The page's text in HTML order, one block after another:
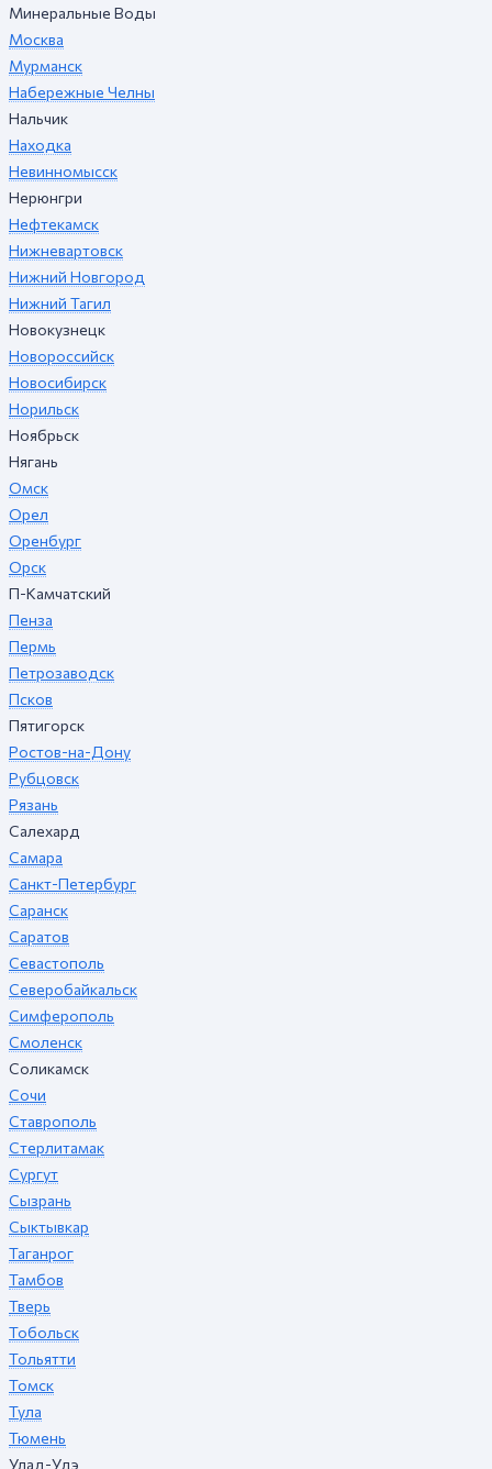
Минеральные Воды
Москва
Мурманск
Набережные Челны
Нальчик
Находка
Невинномысск
Нерюнгри
Нефтекамск
Нижневартовск
Нижний Новгород
Нижний Тагил
Новокузнецк
Новороссийск
Новосибирск
Норильск
Ноябрьск
Нягань
Омск
Орел
Оренбург
Орск
П-Камчатский
Пенза
Пермь
Петрозаводск
Псков
Пятигорск
Ростов-на-Дону
Рубцовск
Рязань
Салехард
Самара
Санкт-Петербург
Саранск
Саратов
Севастополь
Северобайкальск
Симферополь
Смоленск
Соликамск
Сочи
Ставрополь
Стерлитамак
Сургут
Сызрань
Сыктывкар
Таганрог
Тамбов
Тверь
Тобольск
Тольятти
Томск
Тула
Тюмень
Улад-Удэ